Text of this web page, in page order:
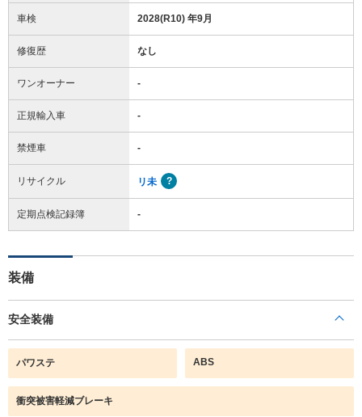
車検 2028(R10) 年9月
修復歴 なし
ワンオーナー -
正規輸入車 -
禁煙車 -
リサイクル リ未
定期点検記録簿 -
装備
安全装備
パワステ ABS
衝突被害軽減ブレーキ